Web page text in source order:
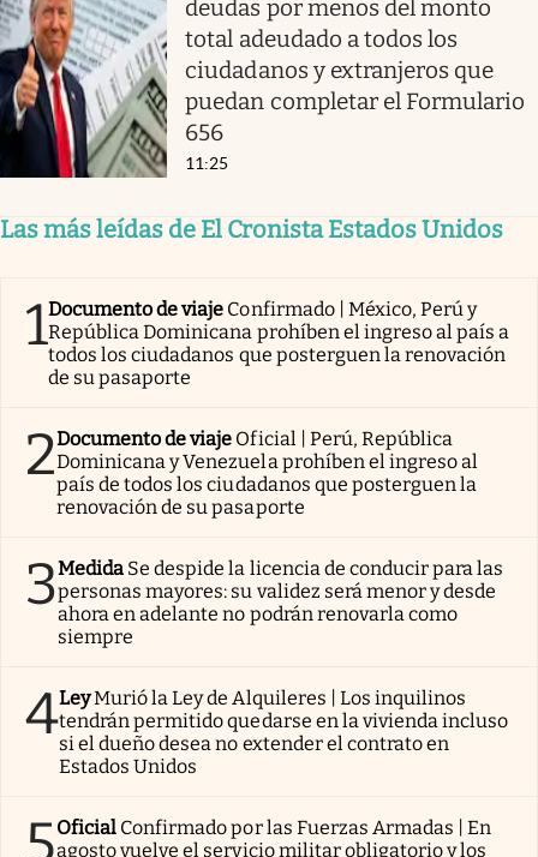
deudas por menos del monto
total adeudado a todos los
ciudadanos y extranjeros que
puedan completar el Formulario
656
11:25
Las más leídas de El Cronista Estados Unidos
1Documento de viaje Confirmado | México, Perú y
República Dominicana prohíben el ingreso al país a
todos los ciudadanos que posterguen la renovación
de su pasaporte
2Documento de viaje Oficial | Perú, República
Dominicana y Venezuela prohíben el ingreso al
país de todos los ciudadanos que posterguen la
renovación de su pasaporte
3Medida Se despide la licencia de conducir para las
personas mayores: su validez será menor y desde
ahora en adelante no podrán renovarla como
siempre
4LeyMurió la Ley de Alquileres | Los inquilinos
tendrán permitido quedarse en la vivienda incluso
si el dueño desea no extender el contrato en
Estados Unidos
Oficial Confirmado por las Fuerzas Armadas | En
agosto vuelve el servicio militar obligatorio y los